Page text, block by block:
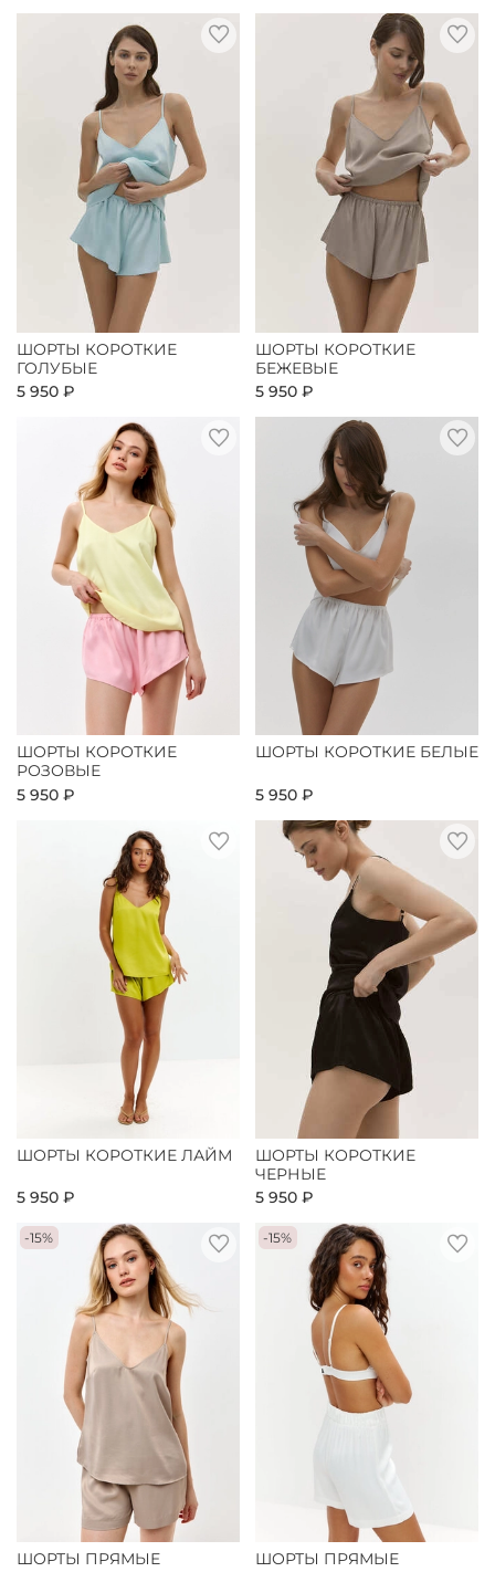
ШОРТЫ КОРОТКИЕ
ГОЛУБЫЕ
5 950 ₽
ШОРТЫ КОРОТКИЕ
БЕЖЕВЫЕ
5 950 ₽
ШОРТЫ КОРОТКИЕ
РОЗОВЫЕ
5 950 ₽
ШОРТЫ КОРОТКИЕ БЕЛЫЕ
5 950 ₽
ШОРТЫ КОРОТКИЕ ЛАЙМ
5 950 ₽
ШОРТЫ КОРОТКИЕ
ЧЕРНЫЕ
5 950 ₽
-15%
ШОРТЫ ПРЯМЫЕ
-15%
ШОРТЫ ПРЯМЫЕ